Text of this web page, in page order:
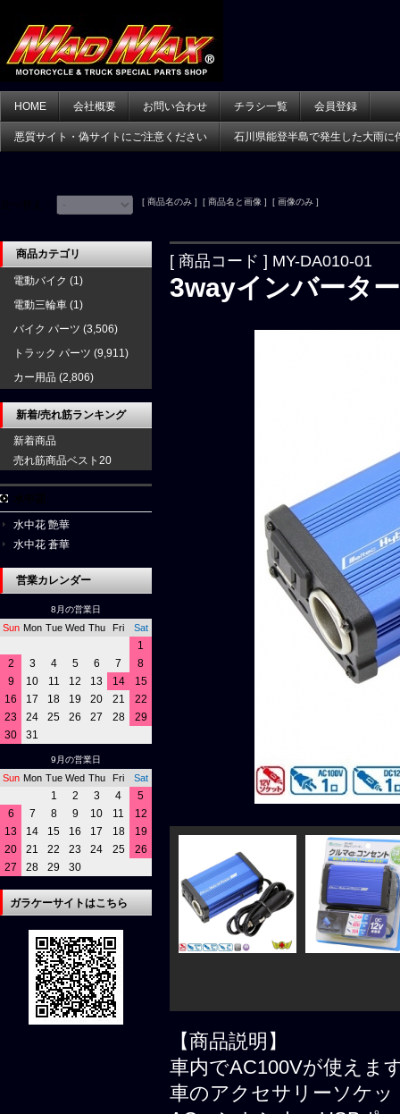
HOME 会社概要 お問い合わせ チラシ一覧 会員登録
悪質サイト・偽サイトにご注意ください 石川県能登半島で発生した大雨に
[ 商品名のみ ] [ 商品名と画像 ] [ 画像のみ ]
[ 商品コード ] MY-DA010-01
3wayインバータ
【商品説明】
車内でAC100Vが使えま
車のアクセサリーソケ
商品カテゴリ
電動バイク (1)
電動三輪車 (1)
バイク パーツ (3,506)
トラック パーツ (9,911)
カー用品 (2,806)
新着/売れ筋ランキング
新着商品
売れ筋商品ベスト20
水中花 艶華
水中花 蒼華
営業カレンダー
8月の営業日
Sun Mon Tue Wed Thu Fri Sat
1
2
3 4 5 6 7
8
9
10 11 12 13 14
15
16
17 18 19 20 21
22
23
24 25 26 27 28
29
30
31
9月の営業日
Sun Mon Tue Wed Thu Fri Sat
1 2 3 4
5
6
7 8 9 10 11
12
13
14 15 16 17 18
19
20
21 22 23 24 25
26
27
28 29 30
ガラケーサイトはこちら